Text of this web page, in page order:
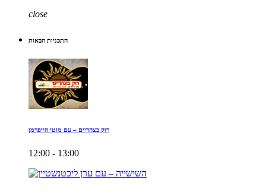
close
התכניות הבאות
רוק בצהריים – עם מוטי הייפרמן
12:00 - 13:00